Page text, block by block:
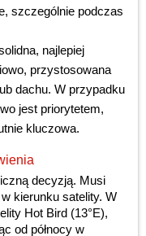
szczególnie podczas
najlepiej
przystosowana
dachu. W przypadku
jest priorytetem,
kluczowa.
decyzją. Musi
kierunku satelity. W
Hot Bird (13°E),
od północy w